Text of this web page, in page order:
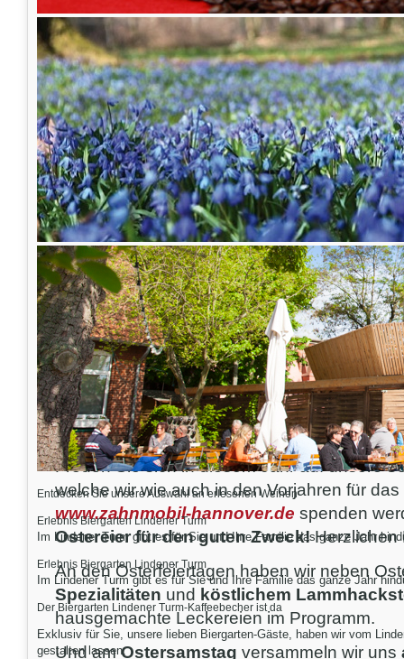
Entdecken Sie unsere Auswahl an erlesenen Weinen
Erlebnis Biergarten Lindener Turm
Im Lindener Turm gibt es für Sie und Ihre Familie das ganze Jahr
Erlebnis Biergarten Lindener Turm
Im Lindener Turm gibt es für Sie und Ihre Familie das ganze Jahr
Der Biergarten Lindener Turm-Kaffeebecher ist da
Exklusiv für Sie, unsere lieben Biergarten-Gäste, haben wir vom
gestalten lassen.
Wir freuen uns auf Ihren Besuch - nicht nur
Frühlingserwachen
Liebe Gäste von Lindener Turm,
ach, geht es Ihnen auch so? Wir freuen uns
Frühlingserwachen!
Die Scillablüte zeigt uns schon den Weg in
ein wärmeres 2018. Am24. und 25. März
Scillablütenfestauf dem Lindener Berg
strahlend blauen Himmel und erste
dasBlaue Wunderin vollen Zügen im
können.
Und wie schön, dass direkt eine Woche
Haus stehen.
Freuen Sie sich in diesem Jahr auf unsere
welche wir wie auch in den Vorjahren für das
www.zahnmobil-hannover.de spenden
Ostereier für den guten Zweck!Herzlichen
An den Osterfeiertagen haben wir neben
Spezialitäten und köstlichem
hausgemachte Leckereien im Programm.
Und amOstersamstag versammeln wir uns